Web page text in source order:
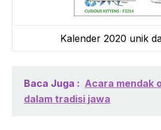
Kalender 2020 unik
Baca Juga : Acara mendak
dalam tradisi jawa